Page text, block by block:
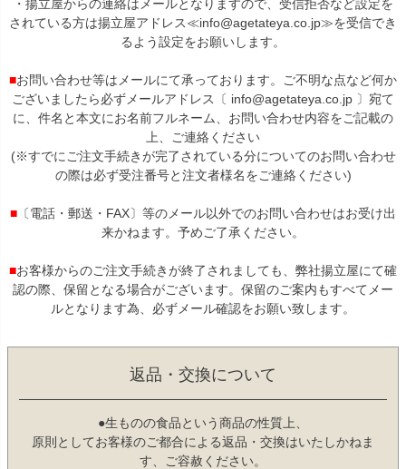
・揚立屋からの連絡はメールとなりますので、受信拒否など設定を
されている方は揚立屋アドレス≪info@agetateya.co.jp≫を受信でき
るよう設定をお願いします。
■お問い合わせ等はメールにて承っております。ご不明な点など何か
ございましたら必ずメールアドレス〔 info@agetateya.co.jp 〕宛て
に、件名と本文にお名前フルネーム、お問い合わせ内容をご記載の
上、ご連絡ください
(※すでにご注文手続きが完了されている分についてのお問い合わせ
の際は必ず受注番号と注文者様名をご連絡ください)
■ 〔電話・郵送・FAX〕等のメール以外でのお問い合わせはお受け出
来かねます。予めご了承ください。
■お客様からのご注文手続きが終了されましても、弊社揚立屋にて確
認の際、保留となる場合がございます。保留のご案内もすべてメー
ルとなります為、必ずメール確認をお願い致します。
返品・交換について
●生ものの食品という商品の性質上、
原則としてお客様のご都合による返品・交換はいたしかねま
す、ご容赦ください。